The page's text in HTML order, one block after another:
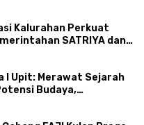
Kalurahan Perkuat
SATRIYA dan
I Upit: Merawat Sejarah
Budaya,